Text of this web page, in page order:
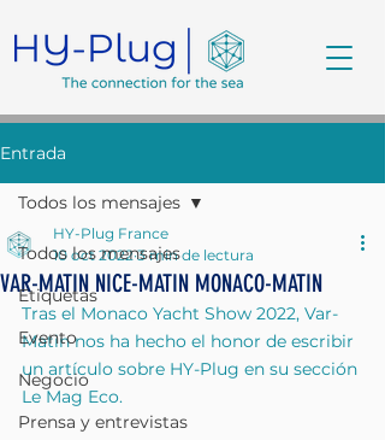
Entrada
Todos los mensajes
Etiquetas
Evento
Negocio
Prensa y entrevistas
Todos los mensajes
VAR-MATIN NICE-MATIN MONACO-MATIN
HY-Plug France
10 oct 2022 3 min de lectura
Tras el Monaco Yacht Show 2022, Var-
Matin nos ha hecho el honor de escribir
un artículo sobre HY-Plug en su sección
Le Mag Eco.